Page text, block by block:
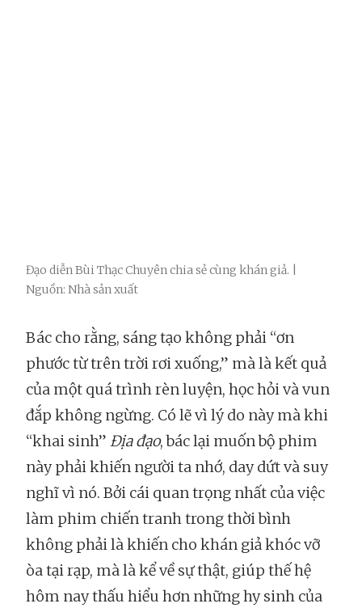
Đạo diễn Bùi Thạc Chuyên chia sẻ cùng khán giả. |
Nguồn: Nhà sản xuất
Bác cho rằng, sáng tạo không phải “ơn
phước từ trên trời rơi xuống,” mà là kết quả
của một quá trình rèn luyện, học hỏi và vun
đắp không ngừng. Có lẽ vì lý do này mà khi
“khai sinh” Địa đạo, bác lại muốn bộ phim
này phải khiến người ta nhớ, day dứt và suy
nghĩ vì nó. Bởi cái quan trọng nhất của việc
làm phim chiến tranh trong thời bình
không phải là khiến cho khán giả khóc vỡ
òa tại rạp, mà là kể về sự thật, giúp thế hệ
hôm nay thấu hiểu hơn những hy sinh của